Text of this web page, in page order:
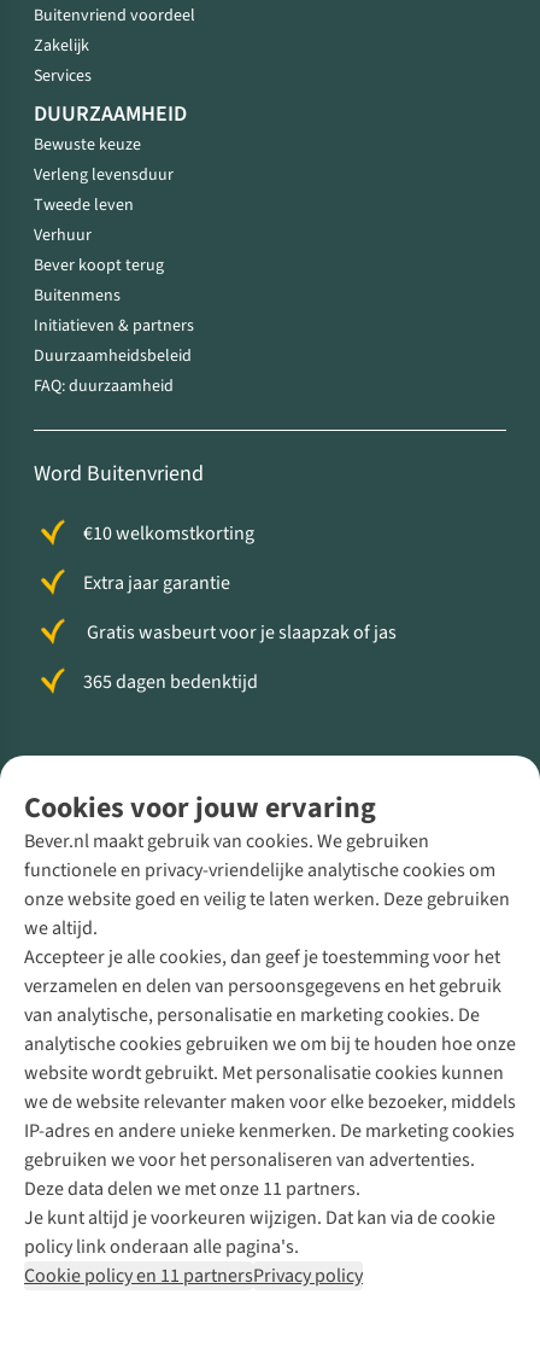
Cookies voor jouw ervaring
Bever.nl maakt gebruik van cookies. We gebruiken
functionele en privacy-vriendelijke analytische cookies om
onze website goed en veilig te laten werken. Deze gebruiken
we altijd.
Accepteer je alle cookies, dan geef je toestemming voor het
verzamelen en delen van persoonsgegevens en het gebruik
van analytische, personalisatie en marketing cookies. De
analytische cookies gebruiken we om bij te houden hoe onze
website wordt gebruikt. Met personalisatie cookies kunnen
we de website relevanter maken voor elke bezoeker, middels
IP-adres en andere unieke kenmerken. De marketing cookies
gebruiken we voor het personaliseren van advertenties.
Deze data delen we met onze 11 partners.
Je kunt altijd je voorkeuren wijzigen. Dat kan via de cookie
policy link onderaan alle pagina's.
Cookie policy en 11 partnersPrivacy policy
Buitenvriend voordeel
Zakelijk
Services
DUURZAAMHEID
Bewuste keuze
Verleng levensduur
Tweede leven
Verhuur
Bever koopt terug
Buitenmens
Initiatieven & partners
Duurzaamheidsbeleid
FAQ: duurzaamheid
Word Buitenvriend
€10 welkomstkorting
Extra jaar garantie
Gratis wasbeurt voor je slaapzak of jas
365 dagen bedenktijd
Direct advies van een Buitenexpert
+31 (0)85 888 50 88
+31 6 12 28 49 80
Contactformulier